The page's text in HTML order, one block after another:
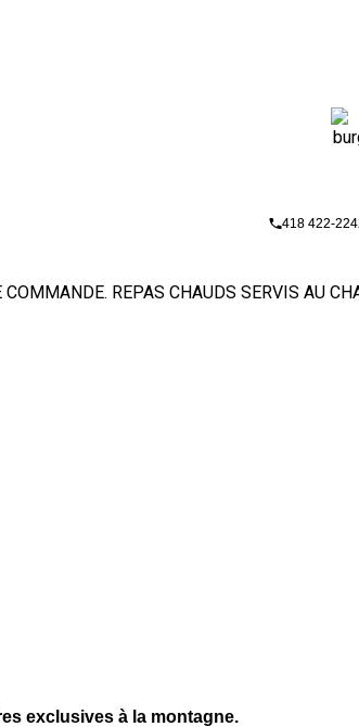
418 422-
REPAS CHAUDS SERVIS AU
exclusives à la montagne.